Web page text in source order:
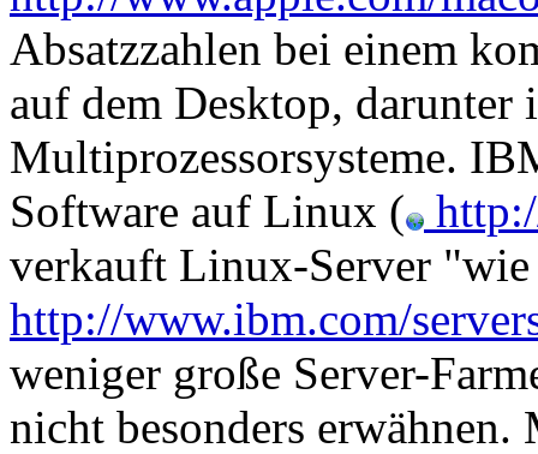
Absatzzahlen bei einem
auf dem Desktop, darunter
Multiprozessorsysteme.
Software auf Linux (
verkauft Linux-Server
http://www.ibm.com/
weniger große Server-
nicht besonders